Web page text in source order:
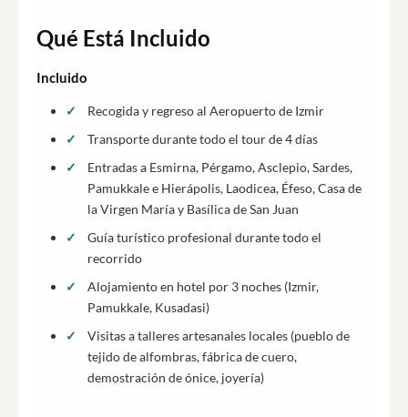
Qué Está Incluido
Incluido
Recogida y regreso al Aeropuerto de Izmir
Transporte durante todo el tour de 4 días
Entradas a Esmirna, Pérgamo, Asclepio, Sardes,
Pamukkale e Hierápolis, Laodicea, Éfeso, Casa de
la Virgen María y Basílica de San Juan
Guía turístico profesional durante todo el
recorrido
Alojamiento en hotel por 3 noches (Izmir,
Pamukkale, Kusadasi)
Visitas a talleres artesanales locales (pueblo de
tejido de alfombras, fábrica de cuero,
demostración de ónice, joyería)